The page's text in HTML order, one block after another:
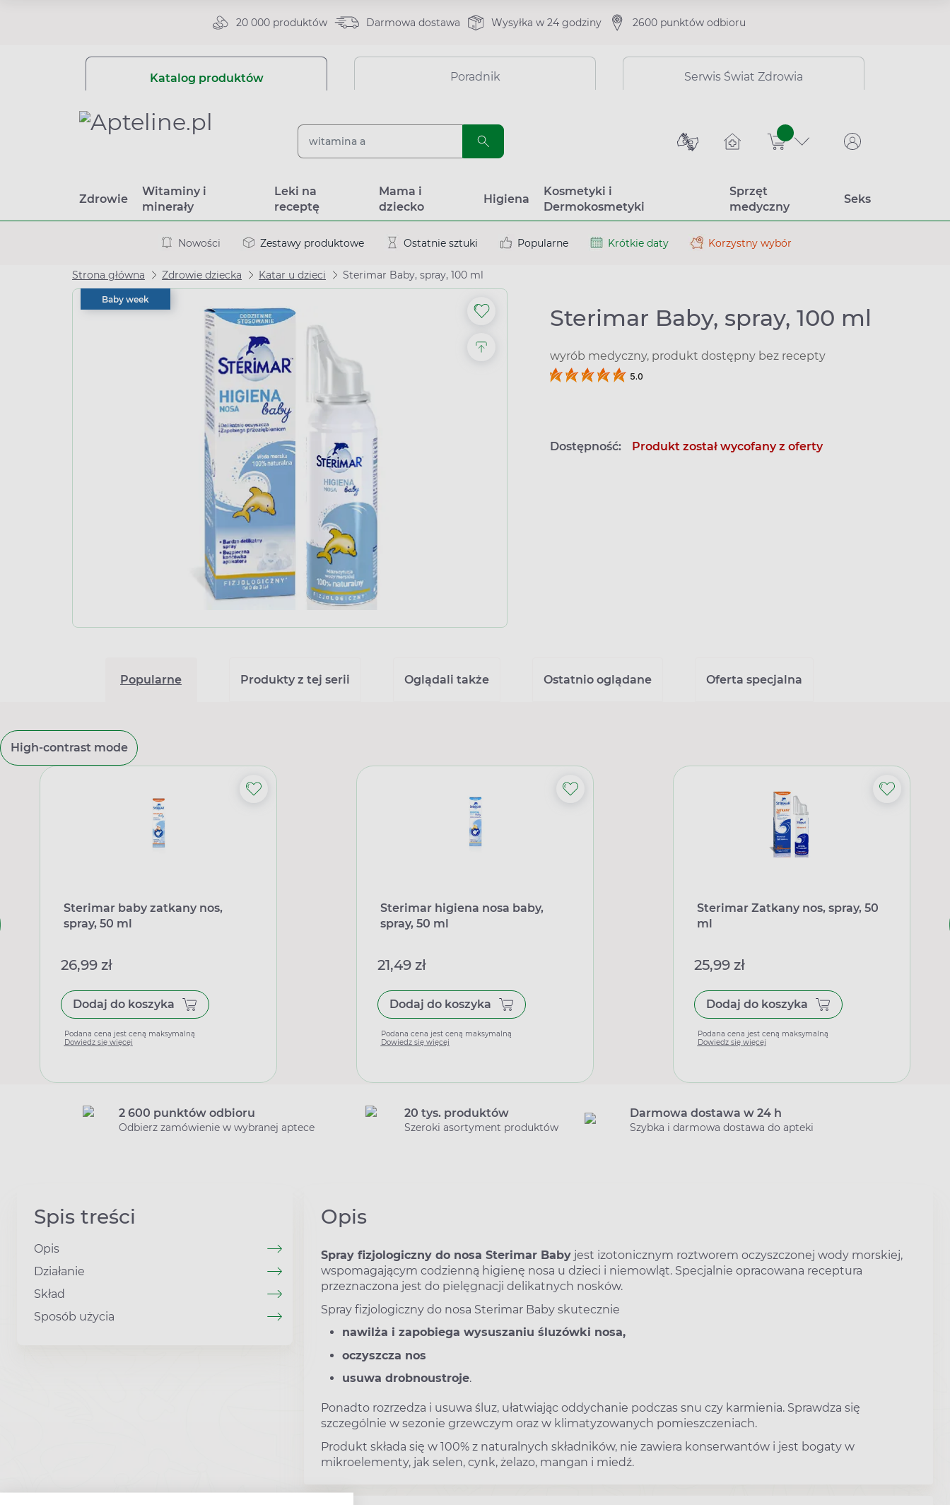
20 000 produktów Darmowa dostawa Wysyłka w 24 godziny 2600 punktów odbioru
Katalog produktów Poradnik Serwis Świat Zdrowia
sztuk
Zdrowie
Witaminy i
minerały
Leki na
receptę
Mama i
dziecko
Higiena
Kosmetyki i
Dermokosmetyki
Sprzęt
medyczny
Seks
Nowości Zestawy produktowe Ostatnie sztuki Popularne Krótkie daty Korzystny wybór
Strona główna Zdrowie dziecka Katar u dzieci Sterimar Baby, spray, 100 ml
Sterimar Baby, spray, 100 ml
wyrób medyczny, produkt dostępny bez recepty
5.0
Baby week
Dostępność: Produkt został wycofany z oferty
Popularne Produkty z tej serii Oglądali także Ostatnio oglądane Oferta specjalna
High-contrast mode
Sterimar baby zatkany nos,
spray, 50 ml
26,99 zł
Dodaj do koszyka
Podana cena jest ceną maksymalną
Dowiedz się więcej
Sterimar higiena nosa baby,
spray, 50 ml
21,49 zł
Dodaj do koszyka
Podana cena jest ceną maksymalną
Dowiedz się więcej
Sterimar Zatkany nos, spray, 50
ml
25,99 zł
Dodaj do koszyka
Podana cena jest ceną maksymalną
Dowiedz się więcej
2 600 punktów odbioru
Odbierz zamówienie w wybranej aptece
20 tys. produktów
Szeroki asortyment produktów
Darmowa dostawa w 24 h
Szybka i darmowa dostawa do apteki
Spis treści
Opis
Działanie
Skład
Sposób użycia
Opis
Spray fizjologiczny do nosa Sterimar Baby jest izotonicznym roztworem oczyszczonej wody morskiej,
wspomagającym codzienną higienę nosa u dzieci i niemowląt. Specjalnie opracowana receptura
przeznaczona jest do pielęgnacji delikatnych nosków.
Spray fizjologiczny do nosa Sterimar Baby skutecznie
nawilża i zapobiega wysuszaniu śluzówki nosa,
oczyszcza nos
usuwa drobnoustroje.
Ponadto rozrzedza i usuwa śluz, ułatwiając oddychanie podczas snu czy karmienia. Sprawdza się
szczególnie w sezonie grzewczym oraz w klimatyzowanych pomieszczeniach.
Produkt składa się w 100% z naturalnych składników, nie zawiera konserwantów i jest bogaty w
mikroelementy, jak selen, cynk, żelazo, mangan i miedź.